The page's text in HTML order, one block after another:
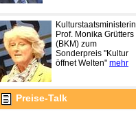
Kulturstaatsministerin
Prof. Monika Grütters
(BKM) zum
Sonderpreis "Kultur
öffnet Welten" mehr
Preise-Talk